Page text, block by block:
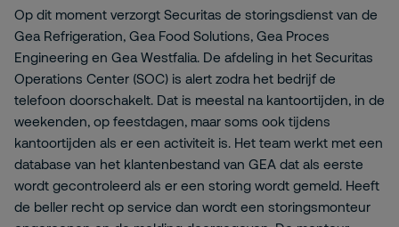
Op dit moment verzorgt Securitas de storingsdienst van de
Gea Refrigeration, Gea Food Solutions, Gea Proces
Engineering en Gea Westfalia. De afdeling in het Securitas
Operations Center (SOC) is alert zodra het bedrijf de
telefoon doorschakelt. Dat is meestal na kantoortijden, in de
weekenden, op feestdagen, maar soms ook tijdens
kantoortijden als er een activiteit is. Het team werkt met een
database van het klantenbestand van GEA dat als eerste
wordt gecontroleerd als er een storing wordt gemeld. Heeft
de beller recht op service dan wordt een storingsmonteur